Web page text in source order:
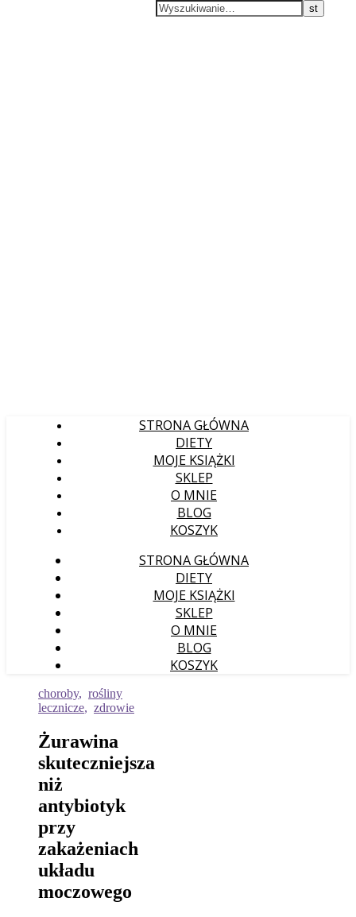
STRONA GŁÓWNA
DIETY
MOJE KSIĄŻKI
SKLEP
O MNIE
BLOG
KOSZYK
STRONA GŁÓWNA
DIETY
MOJE KSIĄŻKI
SKLEP
O MNIE
BLOG
KOSZYK
choroby, rośliny
lecznicze, zdrowie
Żurawina
skuteczniejsza
niż
antybiotyk
przy
zakażeniach
układu
moczowego